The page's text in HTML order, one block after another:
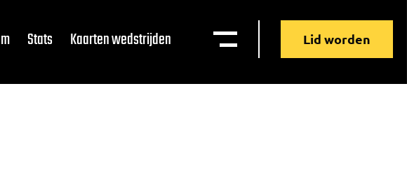
Stats Kaarten wedstrijden Lid worden